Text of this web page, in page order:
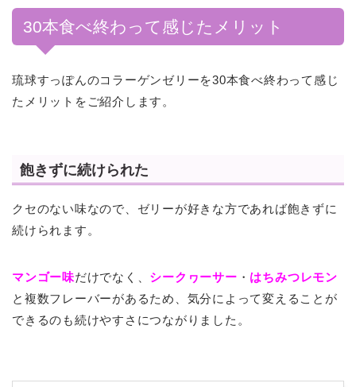
30本食べ終わって感じたメリット
琉球すっぽんのコラーゲンゼリーを30本食べ終わって感じ
たメリットをご紹介します。
飽きずに続けられた
クセのない味なので、ゼリーが好きな方であれば飽きずに
続けられます。
マンゴー味だけでなく、 シークヮーサー ・ はちみつレモン
と複数フレーバーがあるため、気分によって変えることが
できるのも続けやすさにつながりました。